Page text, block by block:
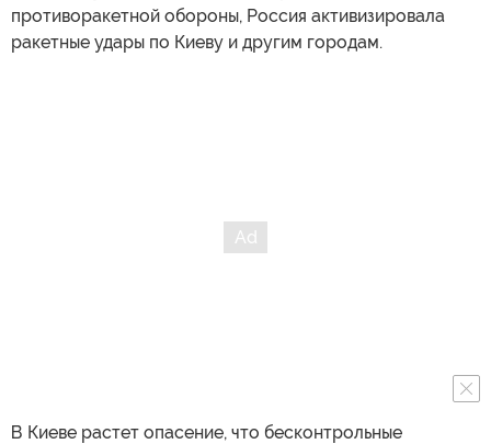
противоракетной обороны, Россия активизировала
ракетные удары по Киеву и другим городам.
В Киеве растет опасение, что бесконтрольные